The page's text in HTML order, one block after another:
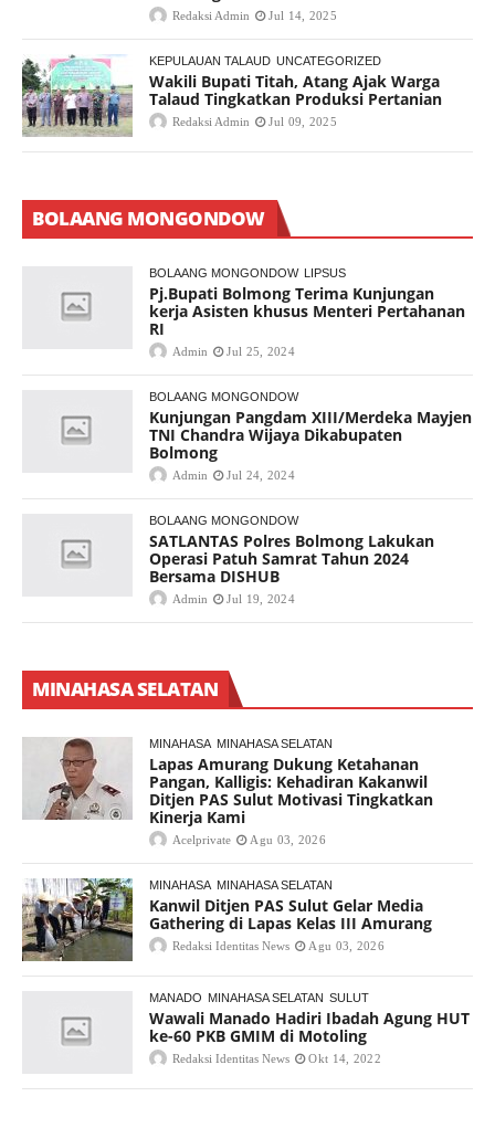
Redaksi Admin Jul 14, 2025
KEPULAUAN TALAUD UNCATEGORIZED
Wakili Bupati Titah, Atang Ajak Warga
Talaud Tingkatkan Produksi Pertanian
Redaksi Admin Jul 09, 2025
BOLAANG MONGONDOW
BOLAANG MONGONDOW LIPSUS
Pj.Bupati Bolmong Terima Kunjungan
kerja Asisten khusus Menteri Pertahanan
RI
Admin Jul 25, 2024
BOLAANG MONGONDOW
Kunjungan Pangdam XIII/Merdeka Mayjen
TNI Chandra Wijaya Dikabupaten
Bolmong
Admin Jul 24, 2024
BOLAANG MONGONDOW
SATLANTAS Polres Bolmong Lakukan
Operasi Patuh Samrat Tahun 2024
Bersama DISHUB
Admin Jul 19, 2024
MINAHASA SELATAN
MINAHASA MINAHASA SELATAN
Lapas Amurang Dukung Ketahanan
Pangan, Kalligis: Kehadiran Kakanwil
Ditjen PAS Sulut Motivasi Tingkatkan
Kinerja Kami
Acelprivate Agu 03, 2026
MINAHASA MINAHASA SELATAN
Kanwil Ditjen PAS Sulut Gelar Media
Gathering di Lapas Kelas III Amurang
Redaksi Identitas News Agu 03, 2026
MANADO MINAHASA SELATAN SULUT
Wawali Manado Hadiri Ibadah Agung HUT
ke-60 PKB GMIM di Motoling
Redaksi Identitas News Okt 14, 2022